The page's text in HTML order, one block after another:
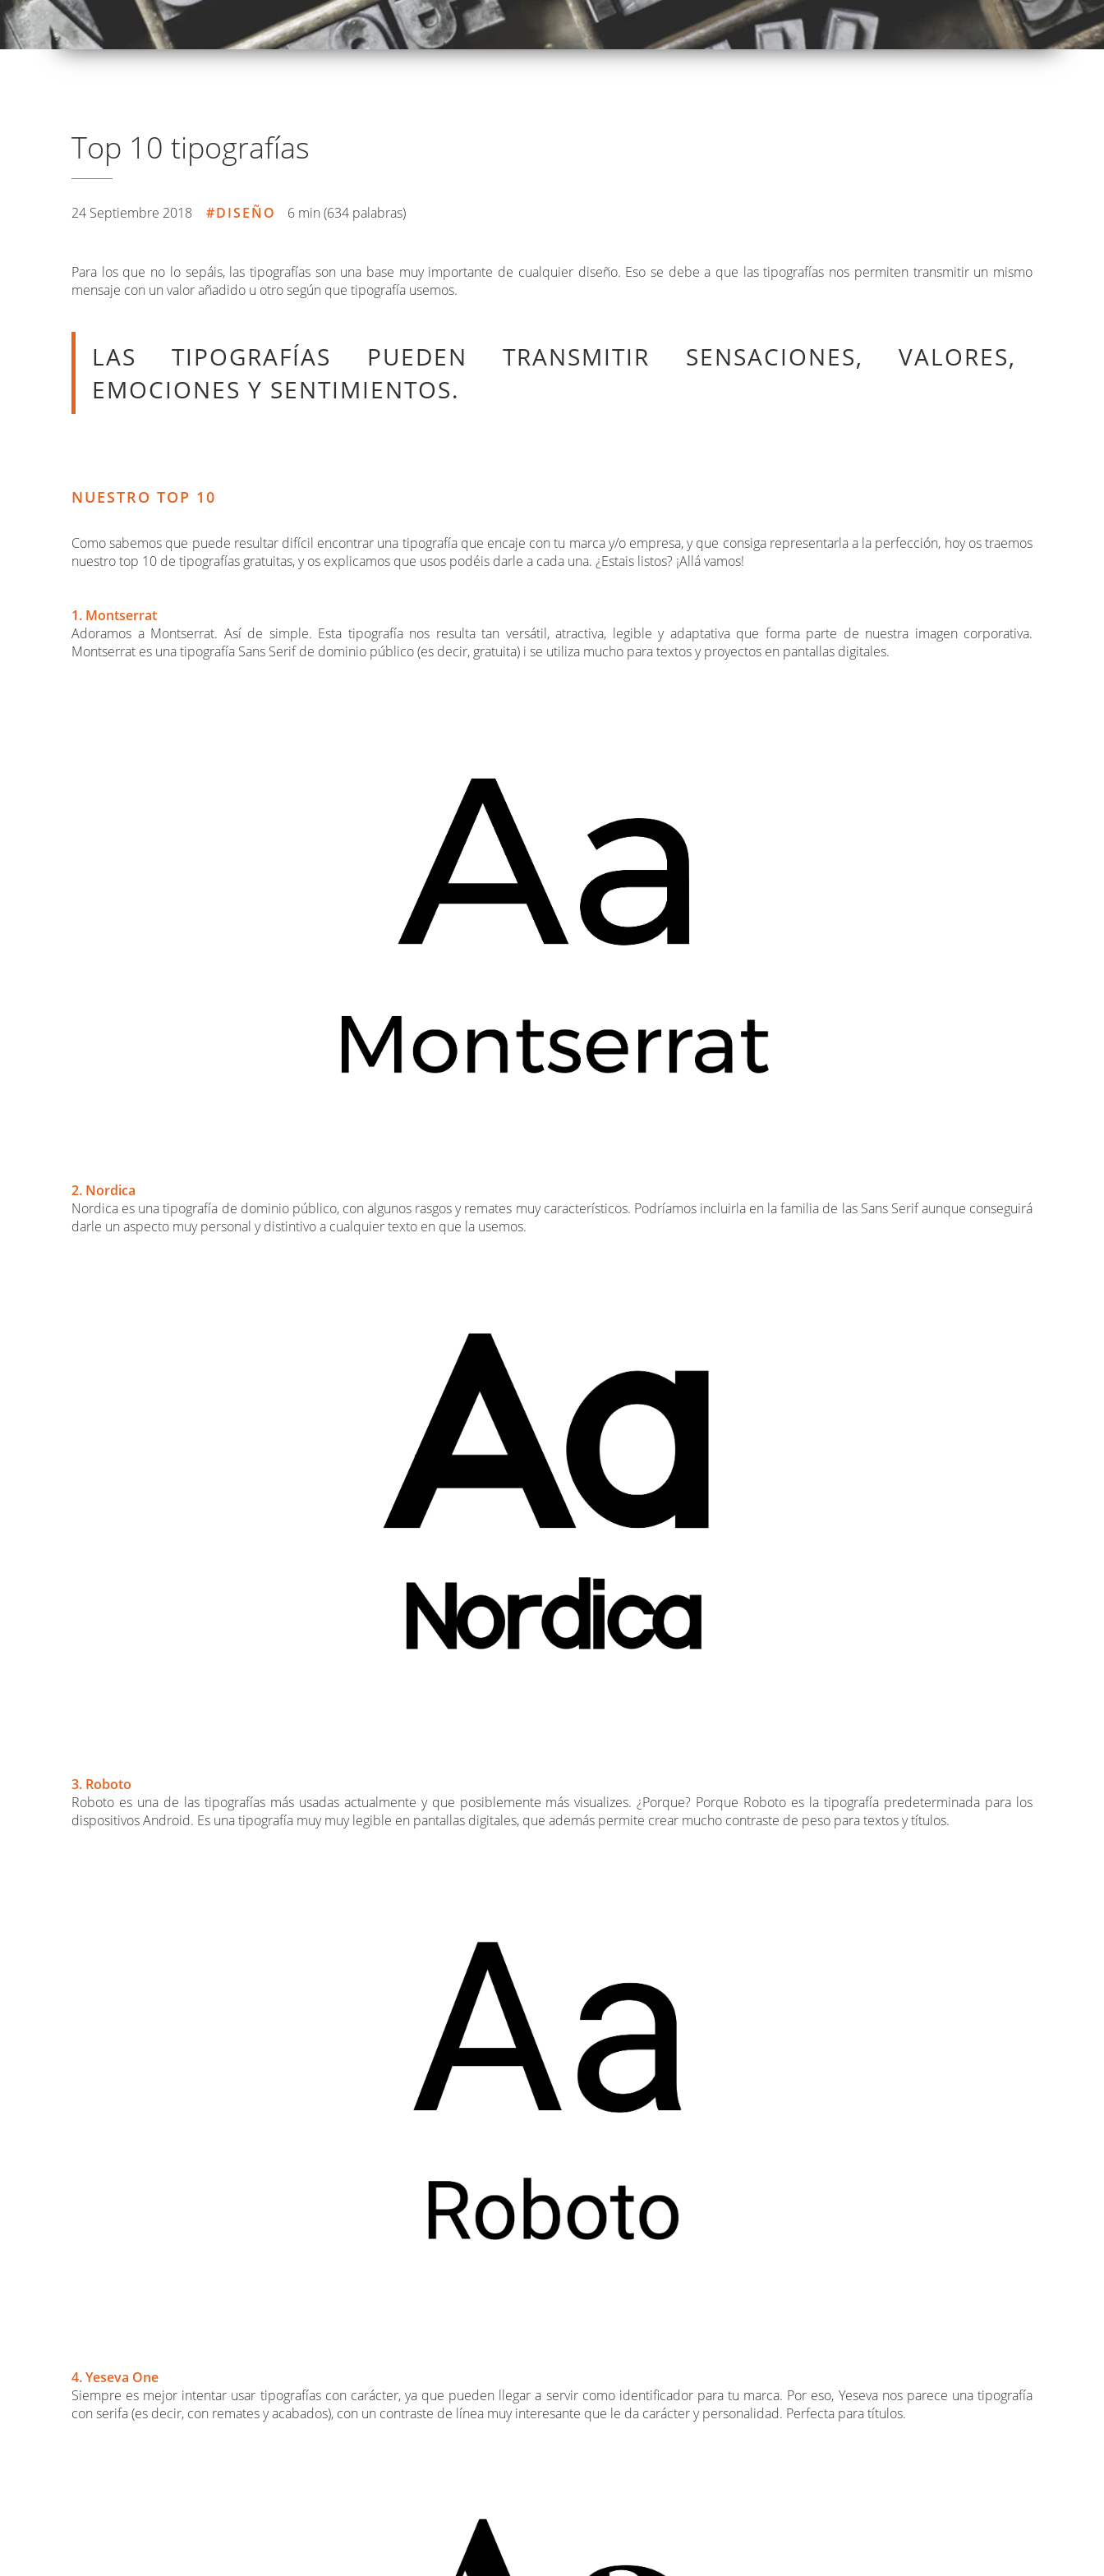
Top 10 tipografías
24 Septiembre 2018 DISEÑO 6 min (634 palabras)
Para los que no lo sepáis, las tipografías son una base muy importante de cualquier diseño. Eso se debe a que las tipografías nos permiten transmitir un mismo
mensaje con un valor añadido u otro según que tipografía usemos.
LAS TIPOGRAFÍAS PUEDEN TRANSMITIR SENSACIONES, VALORES,
EMOCIONES Y SENTIMIENTOS.
NUESTRO TOP 10
Como sabemos que puede resultar difícil encontrar una tipografía que encaje con tu marca y/o empresa, y que consiga representarla a la perfección, hoy os traemos
nuestro top 10 de tipografías gratuitas, y os explicamos que usos podéis darle a cada una. ¿Estais listos? ¡Allá vamos!
1. Montserrat
Adoramos a Montserrat. Así de simple. Esta tipografía nos resulta tan versátil, atractiva, legible y adaptativa que forma parte de nuestra imagen corporativa.
Montserrat es una tipografía Sans Serif de dominio público (es decir, gratuita) i se utiliza mucho para textos y proyectos en pantallas digitales.
2. Nordica
Nordica es una tipografía de dominio público, con algunos rasgos y remates muy característicos. Podríamos incluirla en la familia de las Sans Serif aunque conseguirá
darle un aspecto muy personal y distintivo a cualquier texto en que la usemos.
3. Roboto
Roboto es una de las tipografías más usadas actualmente y que posiblemente más visualizes. ¿Porque? Porque Roboto es la tipografía predeterminada para los
dispositivos Android. Es una tipografía muy muy legible en pantallas digitales, que además permite crear mucho contraste de peso para textos y títulos.
4. Yeseva One
Siempre es mejor intentar usar tipografías con carácter, ya que pueden llegar a servir como identificador para tu marca. Por eso, Yeseva nos parece una tipografía
con serifa (es decir, con remates y acabados), con un contraste de línea muy interesante que le da carácter y personalidad. Perfecta para títulos.